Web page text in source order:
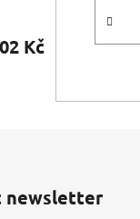
Kč
newsletter